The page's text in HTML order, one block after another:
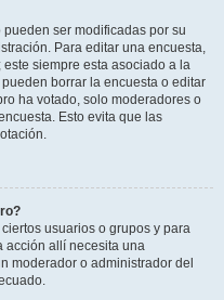
ser modificadas por su
Para editar una encuesta,
siempre esta asociado a la
borrar la encuesta o editar
ha votado, solo moderadores o
Esto evita que las
usuarios o grupos y para
acción allí necesita una
moderador o administrador del